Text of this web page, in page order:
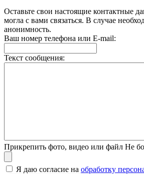
Оставьте свои настоящие контактные
могла с вами связаться. В случае
анонимность.
Ваш номер телефона или E-mail:
Текст сообщения:
Прикрепить фото, видео или файл Не
Я даю согласие на обработку